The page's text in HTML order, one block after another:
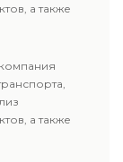
а также
и
для
а также
и